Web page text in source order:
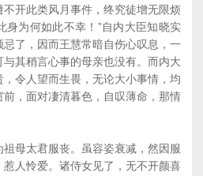
开此类风月事件，终究徒增无限烦
身为何如此不幸！”自内大臣知晓实
了，因而王慧常暗自伤心叹息，一
其稍言心事的母亲也没有。而内大
令人望而生畏，无论大小事情，均
，面对凄清暮色，自叹薄命，那情
母太君服丧。虽容姿衰减，然因服
人怜爱。诸侍女见了，无不开颜喜